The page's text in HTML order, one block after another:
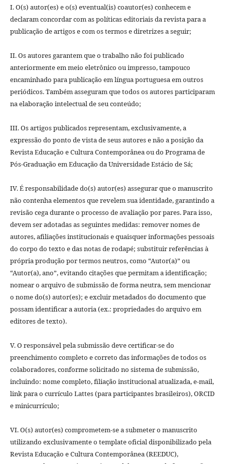
I. O(s) autor(es) e o(s) eventual(is) coautor(es) conhecem e
declaram concordar com as políticas editoriais da revista para a
publicação de artigos e com os termos e diretrizes a seguir;
II. Os autores garantem que o trabalho não foi publicado
anteriormente em meio eletrônico ou impresso, tampouco
encaminhado para publicação em lí­ngua portuguesa em outros
periódicos. Também asseguram que todos os autores participaram
na elaboração intelectual de seu conteúdo;
III. Os artigos publicados representam, exclusivamente, a
expressão do ponto de vista de seus autores e não a posição da
Revista Educação e Cultura Contemporânea ou do Programa de
Pós-Graduação em Educação da Universidade Estácio de Sá;
IV. É responsabilidade do(s) autor(es) assegurar que o manuscrito
não contenha elementos que revelem sua identidade, garantindo a
revisão cega durante o processo de avaliação por pares. Para isso,
devem ser adotadas as seguintes medidas: remover nomes de
autores, afiliações institucionais e quaisquer informações pessoais
do corpo do texto e das notas de rodapé; substituir referências à
própria produção por termos neutros, como “Autor(a)” ou
“Autor(a), ano”, evitando citações que permitam a identificação;
nomear o arquivo de submissão de forma neutra, sem mencionar
o nome do(s) autor(es); e excluir metadados do documento que
possam identificar a autoria (ex.: propriedades do arquivo em
editores de texto).
V. O responsável pela submissão deve certificar-se do
preenchimento completo e correto das informações de todos os
colaboradores, conforme solicitado no sistema de submissão,
incluindo: nome completo, filiação institucional atualizada, e-mail,
link para o currículo Lattes (para participantes brasileiros), ORCID
e minicurrículo;
VI. O(s) autor(es) comprometem-se a submeter o manuscrito
utilizando exclusivamente o template oficial disponibilizado pela
Revista Educação e Cultura Contemporânea (REEDUC),